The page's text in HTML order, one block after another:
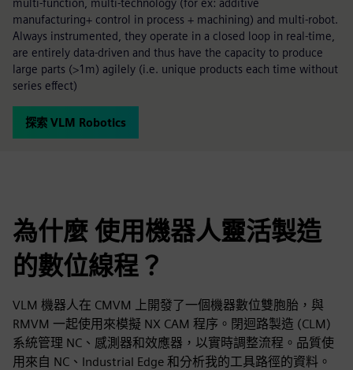
multi-function, multi-technology (for ex: additive
manufacturing+ control in process + machining) and multi-robot.
Always instrumented, they operate in a closed loop in real-time,
are entirely data-driven and thus have the capacity to produce
large parts (>1m) agilely (i.e. unique products each time without
series effect)
探索 VLM Robotics
為什麼 使用機器人靈活製造
的數位線程？
VLM 機器人在 CMVM 上開發了一個機器數位雙胞胎，與
RMVM 一起使用來模擬 NX CAM 程序。閉迴路製造 (CLM)
系統管理 NC、感測器和效應器，以實時調整流程。品質使
用來自 NC、Industrial Edge 和分析我的工具路徑的資料。